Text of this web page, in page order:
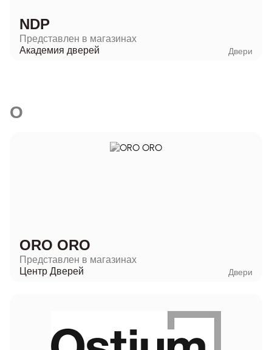
NDP
Представлен в магазинах
Академия дверей
Двери
O
ORO ORO
Представлен в магазинах
Центр Дверей
Двери